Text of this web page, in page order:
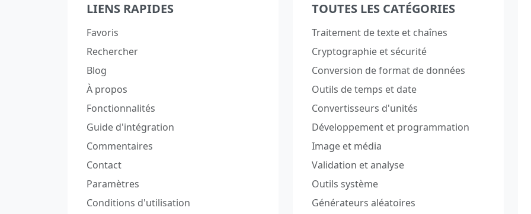
LIENS RAPIDES
Favoris
Rechercher
Blog
À propos
Fonctionnalités
Guide d'intégration
Commentaires
Contact
Paramètres
Conditions d'utilisation
TOUTES LES CATÉGORIES
Traitement de texte et chaînes
Cryptographie et sécurité
Conversion de format de données
Outils de temps et date
Convertisseurs d'unités
Développement et programmation
Image et média
Validation et analyse
Outils système
Générateurs aléatoires